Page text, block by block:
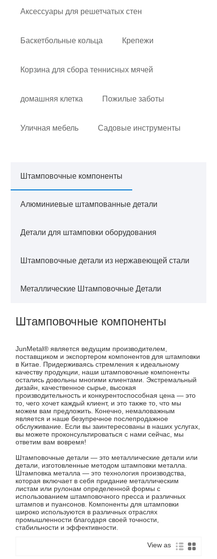
Аксессуары для решетчатых стен
Баскетбольные кольца Крепежи
Корзина для сбора теннисных мячей
домашняя клетка Пожилые заботы
Уличная мебель Садовые инструменты
Штамповочные компоненты
Алюминиевые штампованные детали
Детали для штамповки оборудования
Штамповочные детали из нержавеющей стали
Металлические Штамповочные Детали
Штамповочные компоненты
JunMetal® является ведущим производителем,
поставщиком и экспортером компонентов для штамповки
в Китае. Придерживаясь стремления к идеальному
качеству продукции, наши штамповочные компоненты
остались довольны многими клиентами. Экстремальный
дизайн, качественное сырье, высокая
производительность и конкурентоспособная цена — это
то, чего хочет каждый клиент, и это также то, что мы
можем вам предложить. Конечно, немаловажным
является и наше безупречное послепродажное
обслуживание. Если вы заинтересованы в наших услугах,
вы можете проконсультироваться с нами сейчас, мы
ответим вам вовремя!
Штамповочные детали — это металлические детали или
детали, изготовленные методом штамповки металла.
Штамповка металла — это технология производства,
которая включает в себя придание металлическим
листам или рулонам определенной формы с
использованием штамповочного пресса и различных
штампов и пуансонов. Компоненты для штамповки
широко используются в различных отраслях
промышленности благодаря своей точности,
стабильности и эффективности.
View as